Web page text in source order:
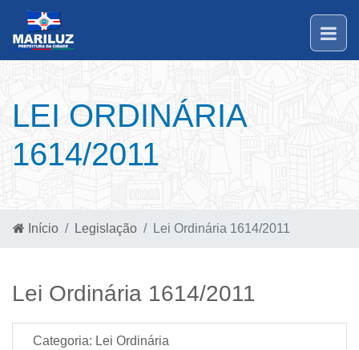
LEI ORDINÁRIA
1614/2011
Início Legislação Lei Ordinária 1614/2011
Lei Ordinária 1614/2011
Categoria: Lei Ordinária